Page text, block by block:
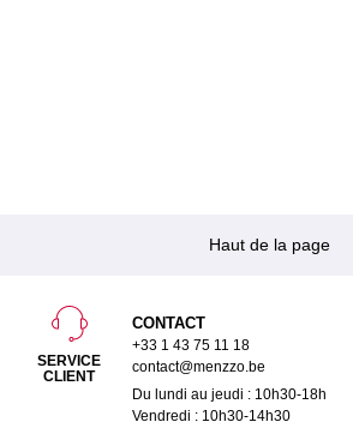
Haut de la page
SERVICE
CLIENT
CONTACT
+33 1 43 75 11 18
contact@menzzo.be
Du lundi au jeudi : 10h30-18h
Vendredi : 10h30-14h30